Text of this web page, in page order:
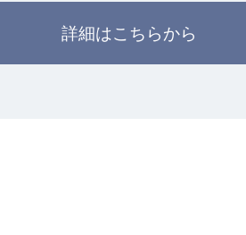
詳細はこちらから